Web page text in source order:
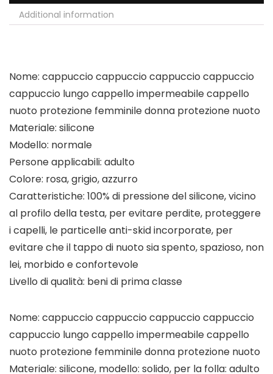
Additional information
Nome: cappuccio cappuccio cappuccio cappuccio
cappuccio lungo cappello impermeabile cappello
nuoto protezione femminile donna protezione nuoto
Materiale: silicone
Modello: normale
Persone applicabili: adulto
Colore: rosa, grigio, azzurro
Caratteristiche: 100% di pressione del silicone, vicino
al profilo della testa, per evitare perdite, proteggere
i capelli, le particelle anti-skid incorporate, per
evitare che il tappo di nuoto sia spento, spazioso, non
lei, morbido e confortevole
Livello di qualità: beni di prima classe
Nome: cappuccio cappuccio cappuccio cappuccio
cappuccio lungo cappello impermeabile cappello
nuoto protezione femminile donna protezione nuoto
Materiale: silicone, modello: solido, per la folla: adulto